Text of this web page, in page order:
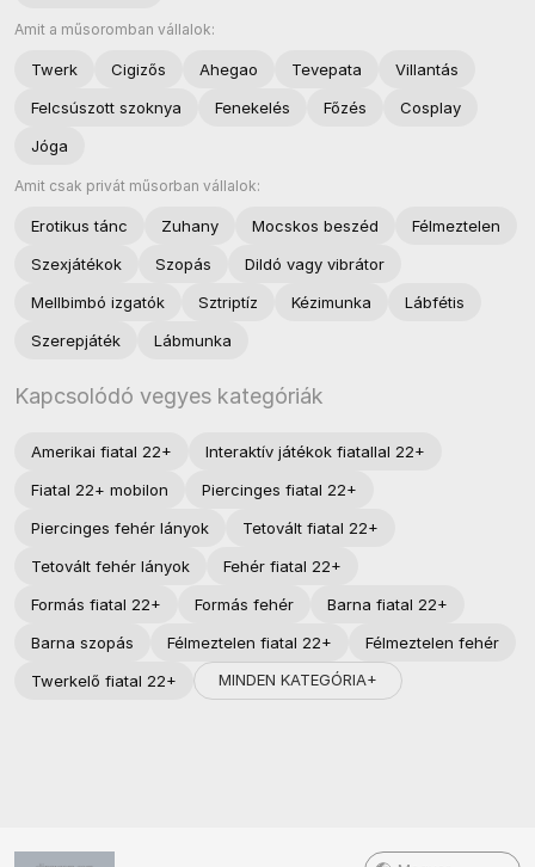
Amit a műsoromban vállalok:
Twerk Cigizős Ahegao Tevepata
Villantás
Felcsúszott szoknya
Fenekelés Főzés
Cosplay
Jóga
Amit csak privát műsorban vállalok:
Erotikus tánc Zuhany Mocskos beszéd
Félmeztelen
Szexjátékok
Szopás
Dildó vagy vibrátor
Mellbimbó izgatók
Sztriptíz Kézimunka
Lábfétis
Szerepjáték
Lábmunka
Kapcsolódó vegyes kategóriák
Amerikai fiatal 22+
Interaktív játékok fiatallal 22+
Fiatal 22+ mobilon
Piercinges fiatal 22+
Piercinges fehér lányok
Tetovált fiatal 22+
Tetovált fehér lányok
Fehér fiatal 22+
Formás fiatal 22+
Formás fehér
Barna fiatal 22+
Barna szopás
Félmeztelen fiatal 22+
Félmeztelen fehér
Twerkelő fiatal 22+
MINDEN KATEGÓRIA+